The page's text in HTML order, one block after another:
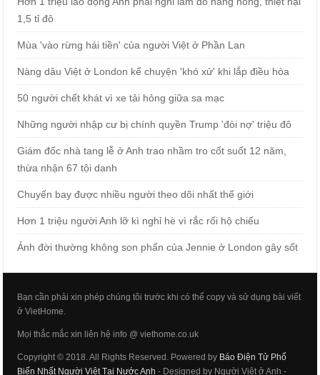
1,5 tỉ đô
Mùa 'vào rừng hái tiền' của người Việt ở Phần Lan
Nàng dâu Việt ở London kể chuyện 'khó xử' khi lắp điều hòa
50 người chết khát vì xe tải hỏng giữa sa mạc
Những người nhập cư bị chính quyền Trump 'đòi nợ' triệu đô
Giám đốc nhà tang lễ ở Anh trao nhầm tro cốt suốt 12 năm,
thừa nhận 67 tội danh
Chuyến bay được nhiều người theo dõi nhất thế giới
Hơn 1 triệu người Anh lỡ kì nghỉ hè vì rắc rối hộ chiếu
Ảnh đời thường không son phấn của Jennie ở London gây sốt
Bạn cần phải xin phép chúng tôi trước khi có thể copy và sử dụng bài viết
ở VietHome.
Mọi thắc mắc xin liên hệ info @ viethome.co.uk
Copyright © 2018. All Rights Reserved. Powered by Báo Điện Tử Phổ
Biến Nhất Người Việt Tại Nước Anh - Designed by Người Việt ở Anh -